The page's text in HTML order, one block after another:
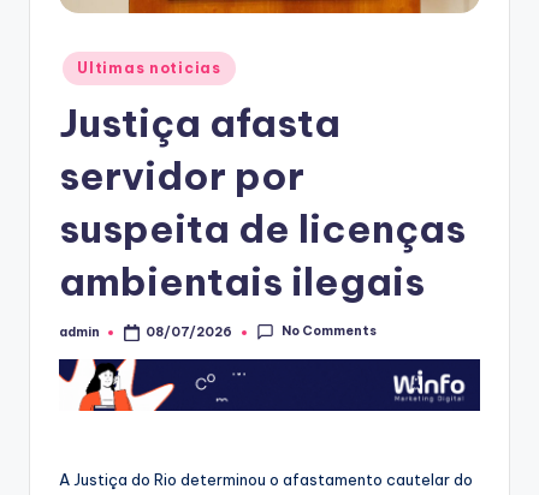
Posted
in
Ultimas noticias
Justiça afasta
servidor por
suspeita de licenças
ambientais ilegais
Posted
admin 08/07/2026 No Comments
A Justiça do Rio determinou o afastamento cautelar do